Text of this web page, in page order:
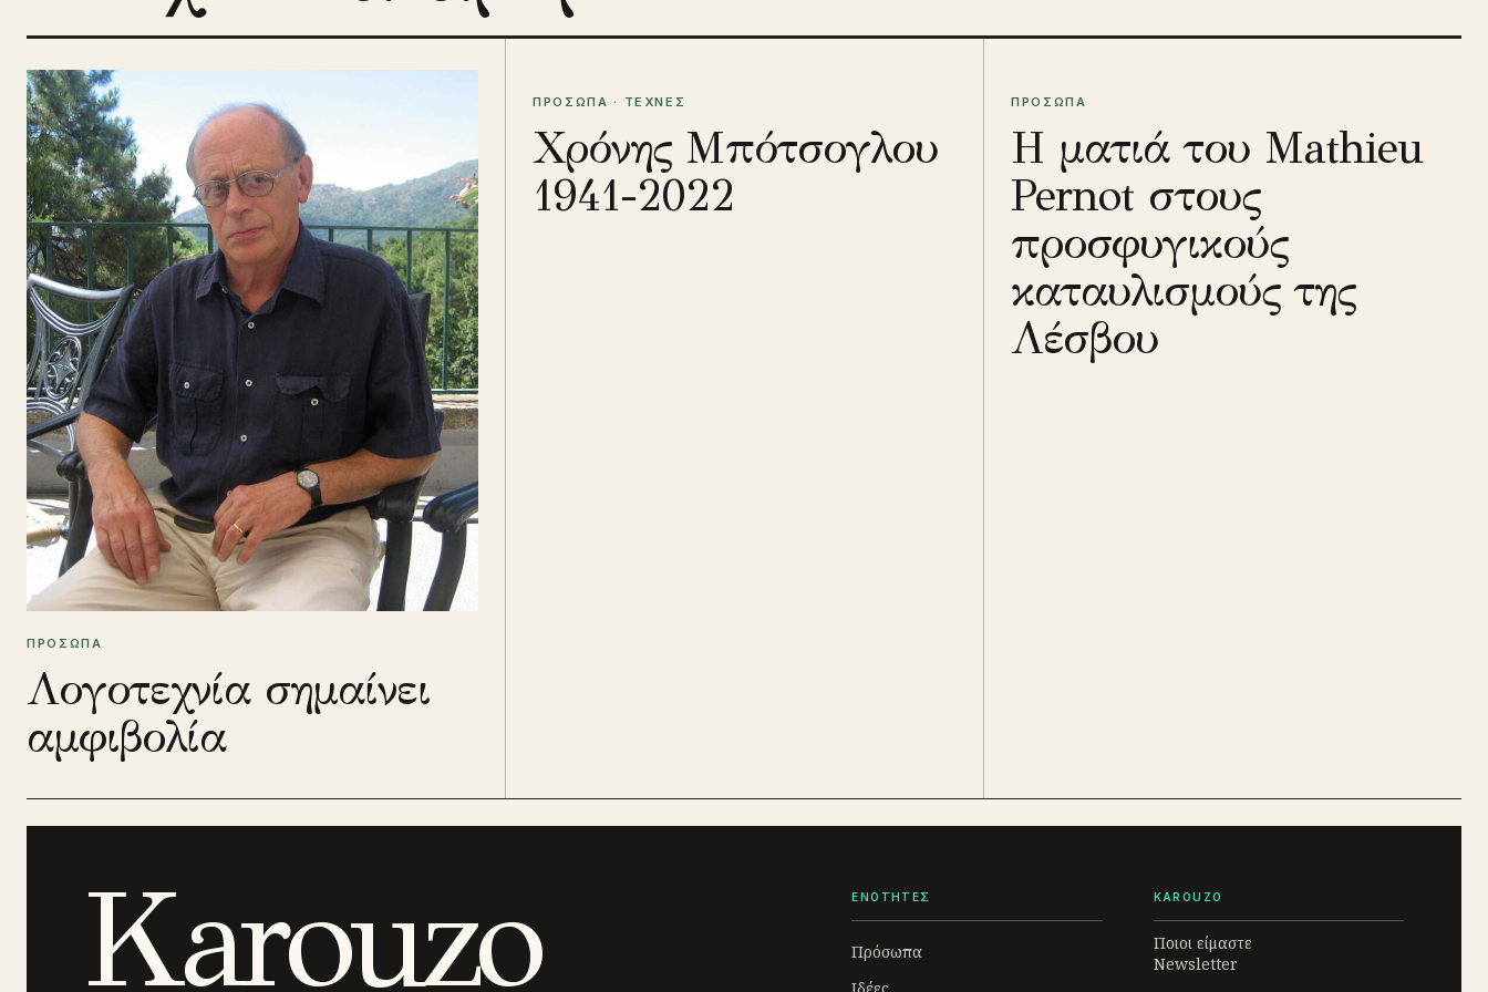
ΠΡΟΣΩΠΑ
Λογοτεχνία σημαίνει
αμφιβολία
ΠΡΟΣΩΠΑ · ΤΕΧΝΕΣ
Χρόνης Μπότσογλου
1941-2022
ΠΡΟΣΩΠΑ
Η ματιά του Mathieu
Pernot στους
προσφυγικούς
καταυλισμούς της
Λέσβου
Karouzo ΕΝΟΤΗΤΕΣ
Πρόσωπα
KAROUZO
Ποιοι είμαστε
Newsletter